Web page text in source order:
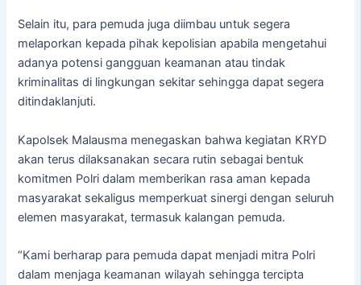
Selain itu, para pemuda juga diimbau untuk segera
melaporkan kepada pihak kepolisian apabila mengetahui
adanya potensi gangguan keamanan atau tindak
kriminalitas di lingkungan sekitar sehingga dapat segera
ditindaklanjuti.
Kapolsek Malausma menegaskan bahwa kegiatan KRYD
akan terus dilaksanakan secara rutin sebagai bentuk
komitmen Polri dalam memberikan rasa aman kepada
masyarakat sekaligus memperkuat sinergi dengan seluruh
elemen masyarakat, termasuk kalangan pemuda.
“Kami berharap para pemuda dapat menjadi mitra Polri
dalam menjaga keamanan wilayah sehingga tercipta